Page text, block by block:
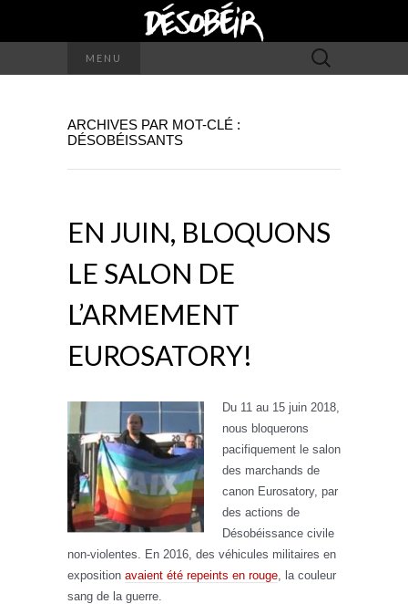
MENU Rechercher :
ARCHIVES PAR MOT-CLÉ :
DÉSOBÉISSANTS
EN JUIN, BLOQUONS
LE SALON DE
L’ARMEMENT
EUROSATORY!
Du 11 au 15 juin 2018,
nous bloquerons
pacifiquement le salon
des marchands de
canon Eurosatory, par
des actions de
Désobéissance civile
non-violentes. En 2016, des véhicules militaires en
exposition avaient été repeints en rouge , la couleur
sang de la guerre.